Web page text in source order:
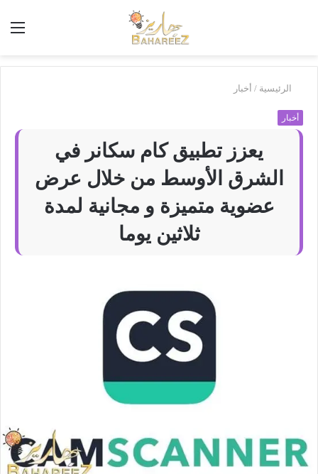
بَهاريز
الرئيسية / أخبار
أخبار
يعزز تطبيق كام سكانر في
الشرق الأوسط من خلال عرض
عضوية متميزة و مجانية لمدة
ثلاثين يوما